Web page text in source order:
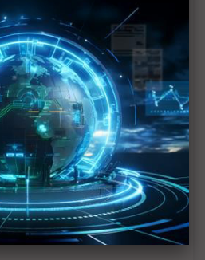
NVIDIA、Google同台預測
新進展 DMS、電子後照鏡雙
宜鼎系統性應用攻企業數
庫 5大產業10兆產值達標
出？ NVIDIA：誰都不會取代